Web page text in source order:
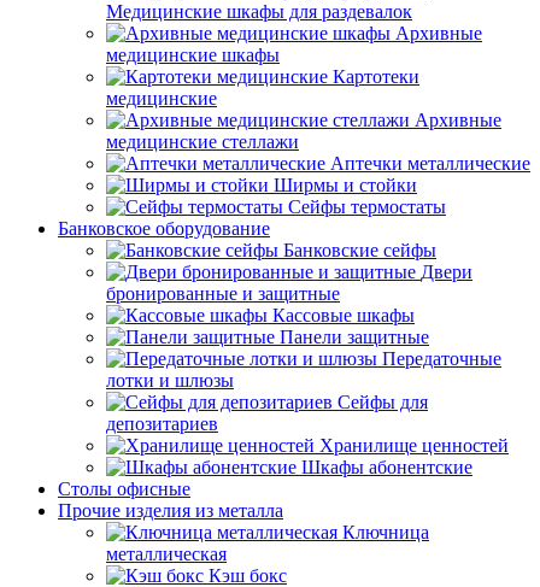
Медицинские шкафы для раздевалок
Архивные
медицинские шкафы
Картотеки
медицинские
Архивные
медицинские стеллажи
Аптечки металлические
Ширмы и стойки
Сейфы термостаты
Банковское оборудование
Банковские сейфы
Двери
бронированные и защитные
Кассовые шкафы
Панели защитные
Передаточные
лотки и шлюзы
Сейфы для
депозитариев
Хранилище ценностей
Шкафы абонентские
Столы офисные
Прочие изделия из металла
Ключница
металлическая
Кэш бокс